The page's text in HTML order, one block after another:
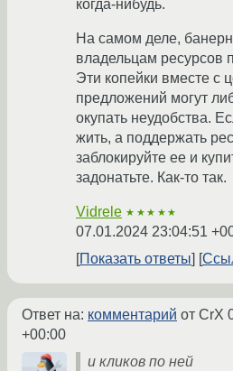
когда-нибудь.
На самом деле,
владельцам ресурсов
Эти копейки вместе с
предложений могут
окупать неудобства.
жить, а поддержать
заблокируйте ее и
задонатьте. Как-то так.
Vidrele ★★★★★
07.01.2024 23:04:51
Показать ответы
Ответ на: комментарий от CrX
+00:00
и кликов по ней